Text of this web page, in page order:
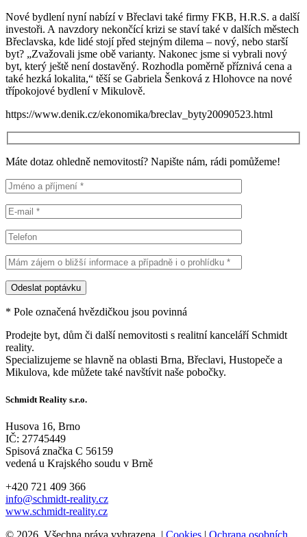
Nové bydlení nyní nabízí v Břeclavi také firmy FKB, H.R.S. a další
investoři. A navzdory nekončící krizi se staví také v dalších městech
Břeclavska, kde lidé stojí před stejným dilema – nový, nebo starší
byt? „Zvažovali jsme obě varianty. Nakonec jsme si vybrali nový
byt, který ještě není dostavěný. Rozhodla poměrně příznivá cena a
také hezká lokalita,“ těší se Gabriela Šenková z Hlohovce na nové
třípokojové bydlení v Mikulově.
https://www.denik.cz/ekonomika/breclav_byty20090523.html
Máte dotaz ohledně nemovitostí? Napište nám, rádi pomůžeme!
* Pole označená hvězdičkou jsou povinná
Prodejte byt, dům či další nemovitosti s realitní kanceláří Schmidt
reality.
Specializujeme se hlavně na oblasti Brna, Břeclavi, Hustopeče a
Mikulova, kde můžete také navštívit naše pobočky.
Schmidt Reality s.r.o.
Husova 16, Brno
IČ: 27745449
Spisová značka C 56159
vedená u Krajského soudu v Brně
+420 721 409 366
info@schmidt-reality.cz
www.schmidt-reality.cz
© 2026. Všechna práva vyhrazena. | Cookies | Ochrana osobních